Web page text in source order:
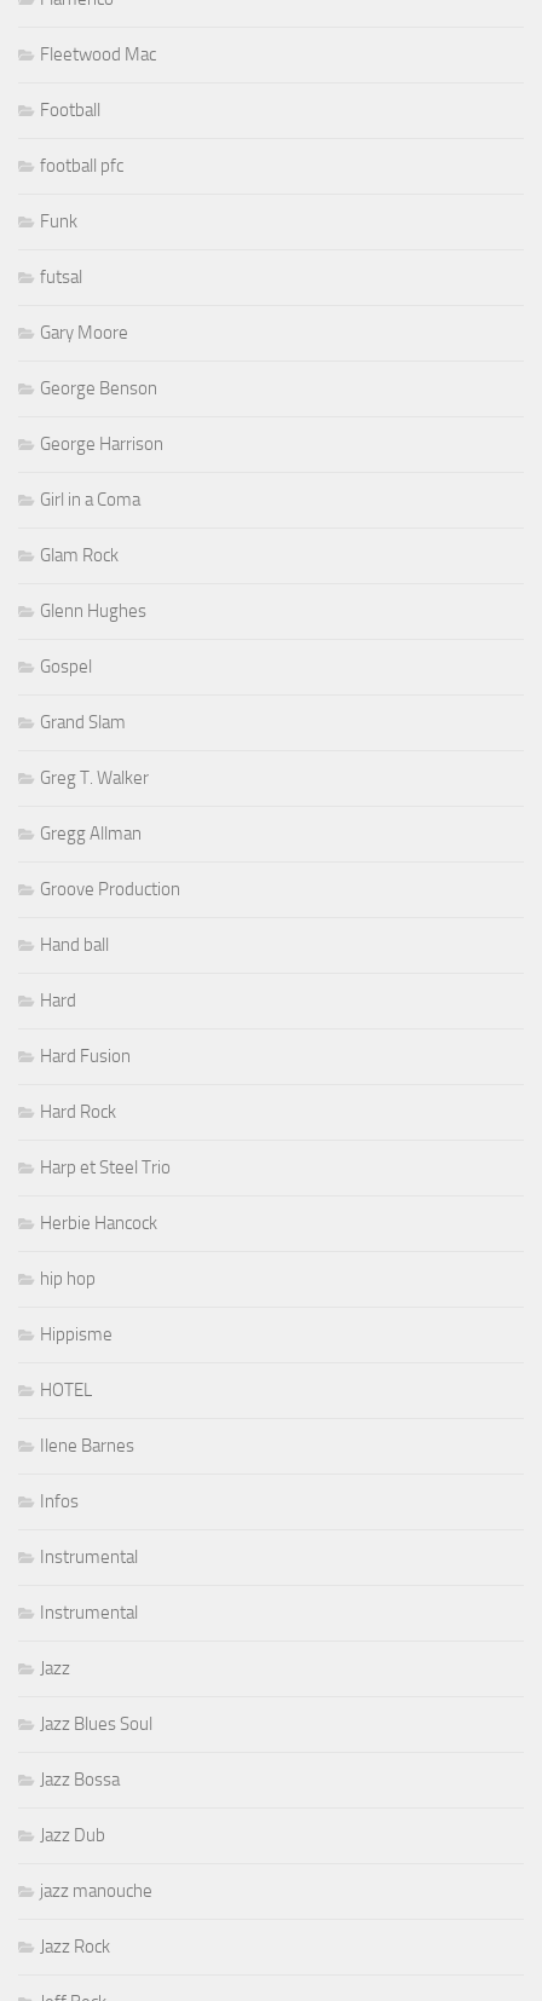
Fleetwood Mac
Football
football pfc
Funk
futsal
Gary Moore
George Benson
George Harrison
Girl in a Coma
Glam Rock
Glenn Hughes
Gospel
Grand Slam
Greg T. Walker
Gregg Allman
Groove Production
Hand ball
Hard
Hard Fusion
Hard Rock
Harp et Steel Trio
Herbie Hancock
hip hop
Hippisme
HOTEL
Ilene Barnes
Infos
Instrumental
Instrumental
Jazz
Jazz Blues Soul
Jazz Bossa
Jazz Dub
jazz manouche
Jazz Rock